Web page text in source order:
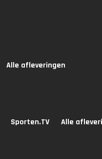
Alle afleveringen
Sporten.TV Alle